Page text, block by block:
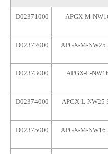
D02371000 APGX-M-
D02372000 APGX-M-NW25
D02373000 APGX-L-
D02374000 APGX-L-NW25
D02375000 APGX-M-NW16